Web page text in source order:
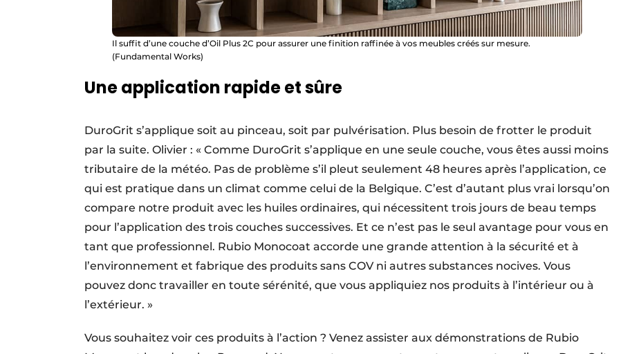
Il suffit d’une couche d’Oil Plus 2C pour assurer une finition raffinée à vos meubles créés sur mesure.
(Fundamental Works)
Une application rapide et sûre
DuroGrit s’applique soit au pinceau, soit par pulvérisation. Plus besoin de frotter le produit
par la suite. Olivier : « Comme DuroGrit s’applique en une seule couche, vous êtes aussi moins
tributaire de la météo. Pas de problème s’il pleut seulement 48 heures après l’application, ce
qui est pratique dans un climat comme celui de la Belgique. C’est d’autant plus vrai lorsqu’on
compare notre produit avec les huiles ordinaires, qui nécessitent trois jours de beau temps
pour l’application des trois couches successives. Et ce n’est pas le seul avantage pour vous en
tant que professionnel. Rubio Monocoat accorde une grande attention à la sécurité et à
l’environnement et fabrique des produits sans COV ni autres substances nocives. Vous
pouvez donc travailler en toute sérénité, que vous appliquiez nos produits à l’intérieur ou à
l’extérieur. »
Vous souhaitez voir ces produits à l’action ? Venez assister aux démonstrations de Rubio